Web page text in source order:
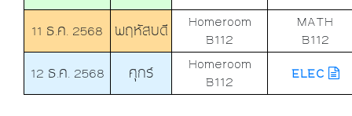
11 ธ.ค. 2568 พฤหัสบดี
Homeroom
B112
MATH
B112
12 ธ.ค. 2568
ศุกร์
Homeroom
B112
ELEC